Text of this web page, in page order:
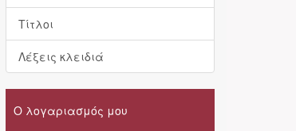
Τίτλοι
Λέξεις κλειδιά
Ο λογαριασμός μου